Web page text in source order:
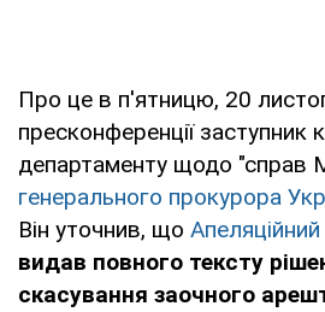
Про це в п'ятницю, 20
пресконференції заступник
департаменту щодо "справ
генерального прокурора
Він уточнив, що
видав повного тексту
скасування заочного